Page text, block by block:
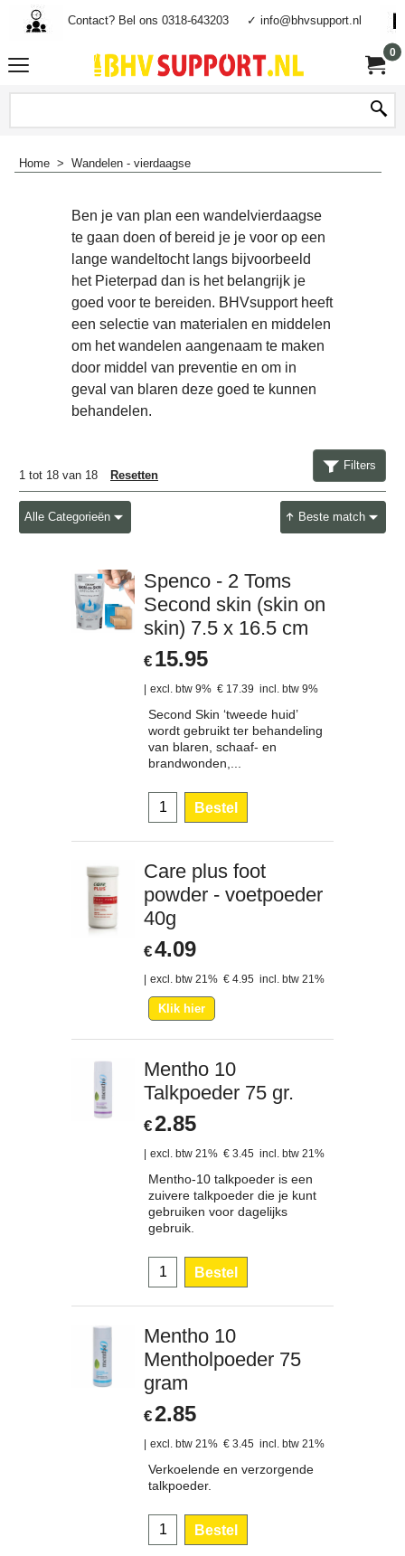
Contact? Bel ons 0318-643203 ✓ info@bhvsupport.nl
0
Home > Wandelen - vierdaagse
Ben je van plan een wandelvierdaagse
te gaan doen of bereid je je voor op een
lange wandeltocht langs bijvoorbeeld
het Pieterpad dan is het belangrijk je
goed voor te bereiden. BHVsupport heeft
een selectie van materialen en middelen
om het wandelen aangenaam te maken
door middel van preventie en om in
geval van blaren deze goed te kunnen
behandelen.
1 tot 18 van 18 Resetten
Filters
Alle Categorieën Beste match
Spenco - 2 Toms
Second skin (skin on
skin) 7.5 x 16.5 cm
€ 15.95
excl. btw 9% € 17.39 incl. btw 9%
Second Skin ‘tweede huid’
wordt gebruikt ter behandeling
van blaren, schaaf- en
brandwonden,...
Bestel
Care plus foot
powder - voetpoeder
40g
€4.09
excl. btw 21% € 4.95 incl. btw 21%
Klik hier
Mentho 10
Talkpoeder 75 gr.
€2.85
excl. btw 21% € 3.45 incl. btw 21%
Mentho-10 talkpoeder is een
zuivere talkpoeder die je kunt
gebruiken voor dagelijks
gebruik.
Bestel
Mentho 10
Mentholpoeder 75
gram
€2.85
excl. btw 21% € 3.45 incl. btw 21%
Verkoelende en verzorgende
talkpoeder.
Bestel